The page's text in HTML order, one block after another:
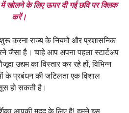
खोलने के लिए ऊपर दी गई छवि पर क्लिक
करें।
करना राज्य के नियमों और प्रशासनिक
जैसा है। चाहे आप अपना पहला स्टार्टअप
उद्यम का विस्तार कर रहे हों, विभिन्न
के प्रबंधन की जटिलता एक विशाल
हो सकती है।